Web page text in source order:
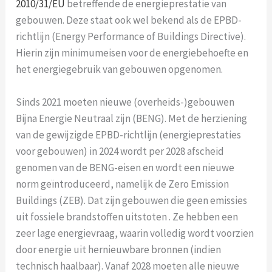
2010/31/EU betreffende de energieprestatie van
gebouwen. Deze staat ook wel bekend als de EPBD-
richtlijn (Energy Performance of Buildings Directive).
Hierin zijn minimumeisen voor de energiebehoefte en
het energiegebruik van gebouwen opgenomen.
Sinds 2021 moeten nieuwe (overheids-)gebouwen
Bijna Energie Neutraal zijn (BENG). Met de herziening
van de gewijzigde EPBD-richtlijn (energieprestaties
voor gebouwen) in 2024 wordt per 2028 afscheid
genomen van de BENG-eisen en wordt een nieuwe
norm geïntroduceerd, namelijk de Zero Emission
Buildings (ZEB). Dat zijn gebouwen die geen emissies
uit fossiele brandstoffen uitstoten . Ze hebben een
zeer lage energievraag, waarin volledig wordt voorzien
door energie uit hernieuwbare bronnen (indien
technisch haalbaar). Vanaf 2028 moeten alle nieuwe